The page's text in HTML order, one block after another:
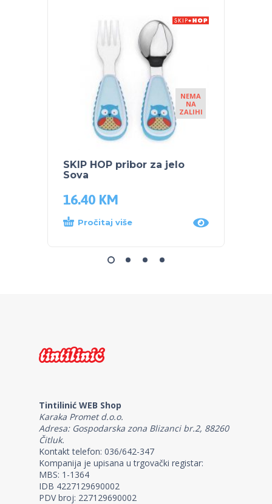
NEMA
NA
ZALIHI
SKIP HOP pribor za jelo
Sova
16.40 KM
Pročitaj više
Tintilinić WEB Shop
Karaka Promet d.o.o.
Adresa: Gospodarska zona Blizanci br.2, 88260
Čitluk.
Kontakt telefon: 036/642-347
Kompanija je upisana u trgovački registar:
MBS: 1-1364
IDB 4227129690002
PDV broj: 227129690002